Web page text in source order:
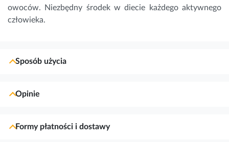
owoców. Niezbędny środek w diecie każdego aktywnego
człowieka.
Sposób użycia
Opinie
Formy płatności i dostawy